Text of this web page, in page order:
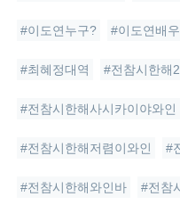
#이도연누구? #이도연배
#최혜정대역 #전참시한해
#전참시한해사시카이야와인
#전참시한해저렴이와인 #
#전참시한해와인바 #전참